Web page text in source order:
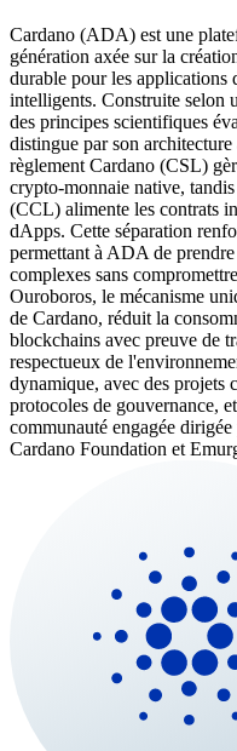
Cardano (ADA) est une
génération axée sur la
durable pour les applications
intelligents. Construite selon
des principes scientifiques
distingue par son
règlement Cardano (CSL)
crypto-monnaie native,
(CCL) alimente les contrats
dApps. Cette séparation
permettant à ADA de
complexes sans
Ouroboros, le mécanisme
de Cardano, réduit la
blockchains avec preuve de
respectueux de
dynamique, avec des projets
protocoles de gouvernance,
communauté engagée
Cardano Foundation et